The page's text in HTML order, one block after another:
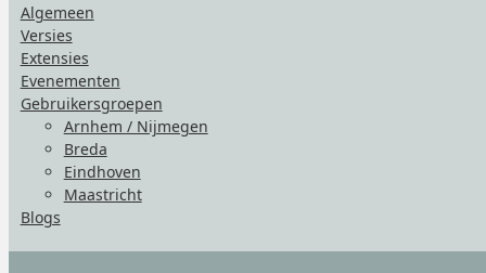
Algemeen
Versies
Extensies
Evenementen
Gebruikersgroepen
Arnhem / Nijmegen
Breda
Eindhoven
Maastricht
Blogs